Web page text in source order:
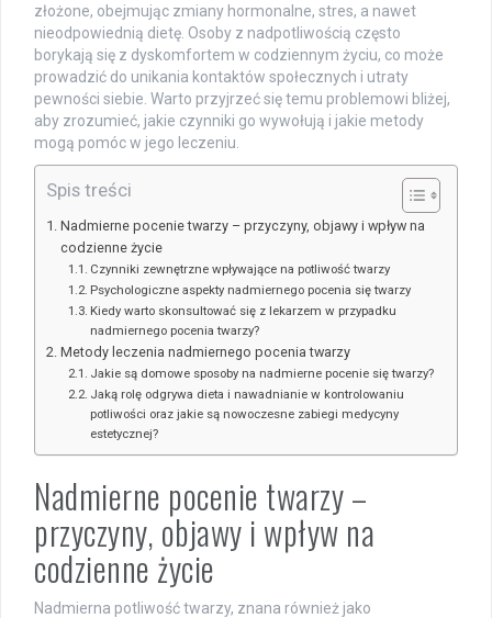
złożone, obejmując zmiany hormonalne, stres, a nawet
nieodpowiednią dietę. Osoby z nadpotliwością często
borykają się z dyskomfortem w codziennym życiu, co może
prowadzić do unikania kontaktów społecznych i utraty
pewności siebie. Warto przyjrzeć się temu problemowi bliżej,
aby zrozumieć, jakie czynniki go wywołują i jakie metody
mogą pomóc w jego leczeniu.
Spis treści
Nadmierne pocenie twarzy – przyczyny, objawy i wpływ na
codzienne życie
Czynniki zewnętrzne wpływające na potliwość twarzy
Psychologiczne aspekty nadmiernego pocenia się twarzy
Kiedy warto skonsultować się z lekarzem w przypadku
nadmiernego pocenia twarzy?
Metody leczenia nadmiernego pocenia twarzy
Jakie są domowe sposoby na nadmierne pocenie się twarzy?
Jaką rolę odgrywa dieta i nawadnianie w kontrolowaniu
potliwości oraz jakie są nowoczesne zabiegi medycyny
estetycznej?
Nadmierne pocenie twarzy –
przyczyny, objawy i wpływ na
codzienne życie
Nadmierna potliwość twarzy, znana również jako